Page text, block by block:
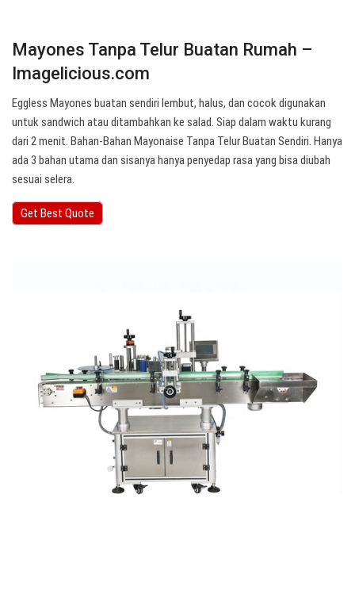
Mayones Tanpa Telur Buatan Rumah –
Imagelicious.com
Eggless Mayones buatan sendiri lembut, halus, dan cocok digunakan
untuk sandwich atau ditambahkan ke salad. Siap dalam waktu kurang
dari 2 menit. Bahan-Bahan Mayonaise Tanpa Telur Buatan Sendiri. Hanya
ada 3 bahan utama dan sisanya hanya penyedap rasa yang bisa diubah
sesuai selera.
Get Best Quote